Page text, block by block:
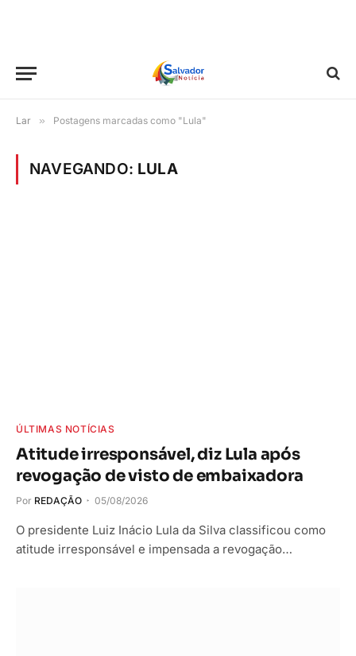
Lar » Postagens marcadas como "Lula"
NAVEGANDO: LULA
ÚLTIMAS NOTÍCIAS
Atitude irresponsável, diz Lula após
revogação de visto de embaixadora
Por REDAÇÃO 05/08/2026
O presidente Luiz Inácio Lula da Silva classificou como
atitude irresponsável e impensada a revogação…